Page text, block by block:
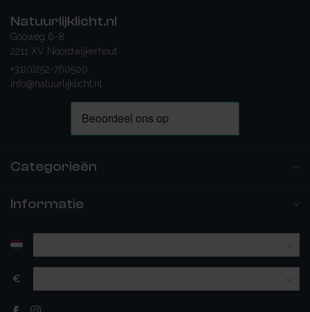
Natuurlijklicht.nl
Gooweg 6-8
2211 XV Noordwijkerhout
+31(0)252-760500
info@natuurlijklicht.nl
Categorieën
Informatie
€